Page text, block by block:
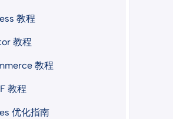
教程
教程
教程
教程
优化指南